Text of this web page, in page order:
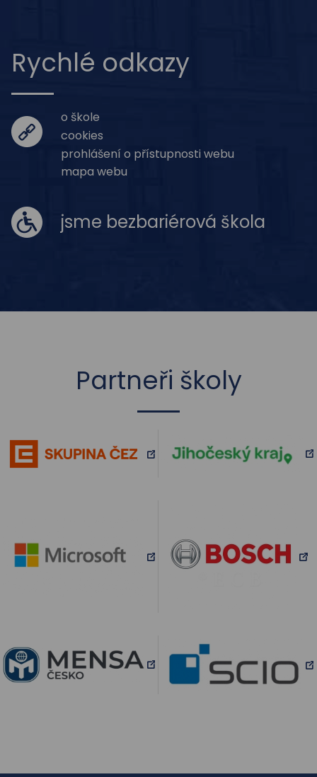
Rychlé odkazy
o škole
cookies
prohlášení o přístupnosti webu
mapa webu
jsme bezbariérová škola
Partneři školy